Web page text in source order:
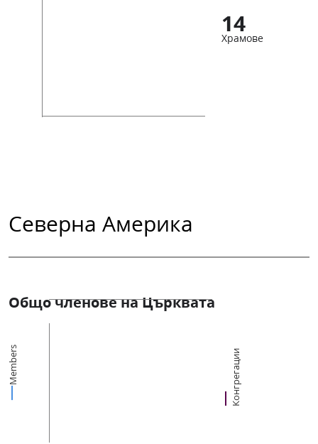
14
Храмове
Северна Америка
Общо членове на Църквата
Members Конгрегации